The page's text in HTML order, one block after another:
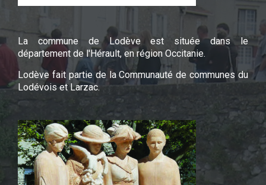
La commune de Lodève est située dans le
département de l'Hérault, en région Occitanie.
Lodève fait partie de la Communauté de communes du
Lodévois et Larzac.